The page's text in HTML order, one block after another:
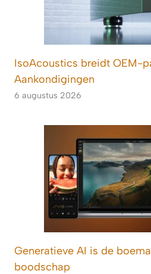
IsoAcoustics breidt OEM-
Aankondigingen
6 augustus 2026
Generatieve AI is de
boodschap